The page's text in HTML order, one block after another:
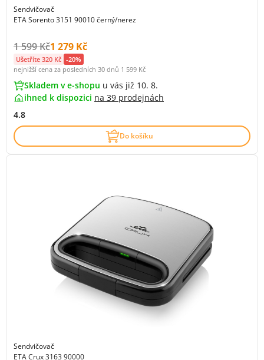
Sendvičovač
ETA Sorento 3151 90010 černý/nerez
Původní cena s DPH:
1 599 KčCena s DPH:
1 279 Kč
Ušetříte 320 Kč -20%
nejnižší cena za posledních 30 dnů 1 599 Kč
Skladem v e-shopu u vás již 10. 8.
ihned k dispozici na 39 prodejnách
4.8
Do košíku
Sendvičovač
ETA Crux 3163 90000